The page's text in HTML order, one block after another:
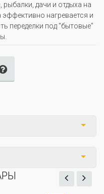
дачи и отдыха на
нагревается и
переделки под "бытовые"